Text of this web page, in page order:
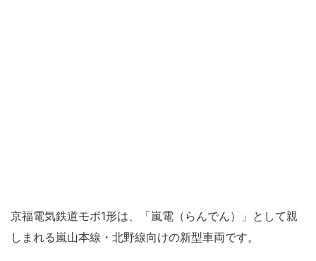
京福電気鉄道モボ1形は、「嵐電（らんでん）」として親
しまれる嵐山本線・北野線向けの新型車両です。